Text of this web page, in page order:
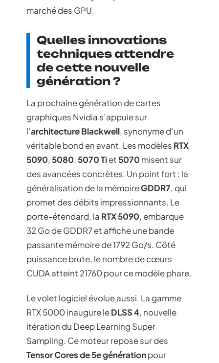
marché des GPU.
Quelles innovations
techniques attendre
de cette nouvelle
génération ?
La prochaine génération de cartes
graphiques Nvidia s’appuie sur
l’architecture Blackwell, synonyme d’un
véritable bond en avant. Les modèles RTX
5090, 5080, 5070 Tiet5070 misent sur
des avancées concrètes. Un point fort : la
généralisation de la mémoireGDDR7, qui
promet des débits impressionnants. Le
porte-étendard, la RTX 5090, embarque
32 Go de GDDR7 et affiche une bande
passante mémoire de 1792 Go/s. Côté
puissance brute, le nombre de cœurs
CUDA atteint 21760 pour ce modèle phare.
Le volet logiciel évolue aussi. La gamme
RTX 5000 inaugure leDLSS 4, nouvelle
itération du Deep Learning Super
Sampling. Ce moteur repose sur des
Tensor Cores de 5e générationpour